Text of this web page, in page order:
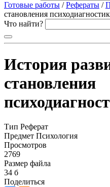
Готовые работы /Рефераты /
становления
Что найти?
История
становления
Тип Реферат
Предмет Психология
Просмотров
2769
Размер файла
34 б
Поделиться